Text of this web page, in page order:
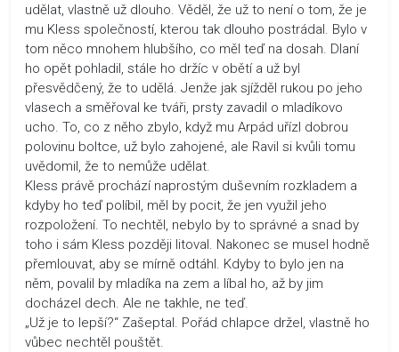
udělat, vlastně už dlouho. Věděl, že už to není o tom, že je
mu Kless společností, kterou tak dlouho postrádal. Bylo v
tom něco mnohem hlubšího, co měl teď na dosah. Dlaní
ho opět pohladil, stále ho držíc v obětí a už byl
přesvědčený, že to udělá. Jenže jak sjížděl rukou po jeho
vlasech a směřoval ke tváři, prsty zavadil o mladíkovo
ucho. To, co z něho zbylo, když mu Arpád uřízl dobrou
polovinu boltce, už bylo zahojené, ale Ravil si kvůli tomu
uvědomil, že to nemůže udělat.
Kless právě prochází naprostým duševním rozkladem a
kdyby ho teď políbil, měl by pocit, že jen využil jeho
rozpoložení. To nechtěl, nebylo by to správné a snad by
toho i sám Kless později litoval. Nakonec se musel hodně
přemlouvat, aby se mírně odtáhl. Kdyby to bylo jen na
něm, povalil by mladíka na zem a líbal ho, až by jim
docházel dech. Ale ne takhle, ne teď.
„Už je to lepší?“ Zašeptal. Pořád chlapce držel, vlastně ho
vůbec nechtěl pouštět.